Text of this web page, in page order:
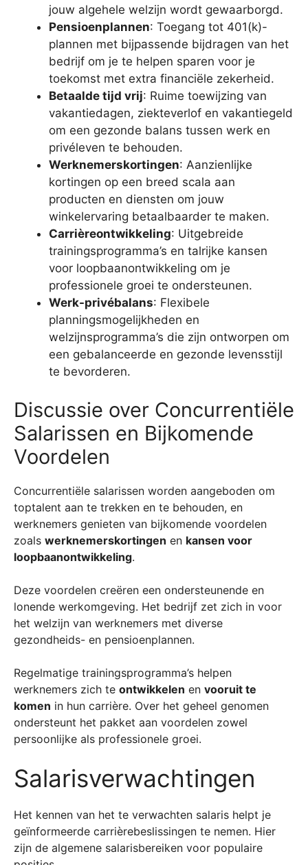
jouw algehele welzijn wordt gewaarborgd.
Pensioenplannen: Toegang tot 401(k)-
plannen met bijpassende bijdragen van het
bedrijf om je te helpen sparen voor je
toekomst met extra financiële zekerheid.
Betaalde tijd vrij: Ruime toewijzing van
vakantiedagen, ziekteverlof en vakantiegeld
om een gezonde balans tussen werk en
privéleven te behouden.
Werknemerskortingen: Aanzienlijke
kortingen op een breed scala aan
producten en diensten om jouw
winkelervaring betaalbaarder te maken.
Carrièreontwikkeling: Uitgebreide
trainingsprogramma’s en talrijke kansen
voor loopbaanontwikkeling om je
professionele groei te ondersteunen.
Werk-privébalans: Flexibele
planningsmogelijkheden en
welzijnsprogramma’s die zijn ontworpen om
een gebalanceerde en gezonde levensstijl
te bevorderen.
Discussie over Concurrentiële
Salarissen en Bijkomende
Voordelen
Concurrentiële salarissen worden aangeboden om
toptalent aan te trekken en te behouden, en
werknemers genieten van bijkomende voordelen
zoals werknemerskortingen en kansen voor
loopbaanontwikkeling.
Deze voordelen creëren een ondersteunende en
lonende werkomgeving. Het bedrijf zet zich in voor
het welzijn van werknemers met diverse
gezondheids- en pensioenplannen.
Regelmatige trainingsprogramma’s helpen
werknemers zich te ontwikkelen en vooruit te
komen in hun carrière. Over het geheel genomen
ondersteunt het pakket aan voordelen zowel
persoonlijke als professionele groei.
Salarisverwachtingen
Het kennen van het te verwachten salaris helpt je
geïnformeerde carrièrebeslissingen te nemen. Hier
zijn de algemene salarisbereiken voor populaire